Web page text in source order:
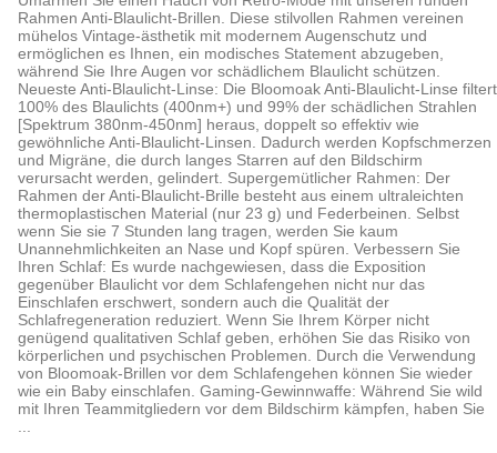
Rahmen Anti-Blaulicht-Brillen. Diese stilvollen Rahmen vereinen
mühelos Vintage-ästhetik mit modernem Augenschutz und
ermöglichen es Ihnen, ein modisches Statement abzugeben,
während Sie Ihre Augen vor schädlichem Blaulicht schützen.
Neueste Anti-Blaulicht-Linse: Die Bloomoak Anti-Blaulicht-Linse filtert
100% des Blaulichts (400nm+) und 99% der schädlichen Strahlen
[Spektrum 380nm-450nm] heraus, doppelt so effektiv wie
gewöhnliche Anti-Blaulicht-Linsen. Dadurch werden Kopfschmerzen
und Migräne, die durch langes Starren auf den Bildschirm
verursacht werden, gelindert. Supergemütlicher Rahmen: Der
Rahmen der Anti-Blaulicht-Brille besteht aus einem ultraleichten
thermoplastischen Material (nur 23 g) und Federbeinen. Selbst
wenn Sie sie 7 Stunden lang tragen, werden Sie kaum
Unannehmlichkeiten an Nase und Kopf spüren. Verbessern Sie
Ihren Schlaf: Es wurde nachgewiesen, dass die Exposition
gegenüber Blaulicht vor dem Schlafengehen nicht nur das
Einschlafen erschwert, sondern auch die Qualität der
Schlafregeneration reduziert. Wenn Sie Ihrem Körper nicht
genügend qualitativen Schlaf geben, erhöhen Sie das Risiko von
körperlichen und psychischen Problemen. Durch die Verwendung
von Bloomoak-Brillen vor dem Schlafengehen können Sie wieder
wie ein Baby einschlafen. Gaming-Gewinnwaffe: Während Sie wild
mit Ihren Teammitgliedern vor dem Bildschirm kämpfen, haben Sie